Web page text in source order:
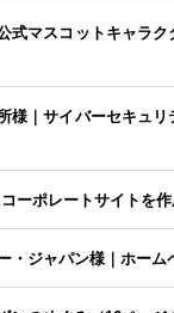
式マスコットキャラク
様｜サイバーセキュリ
ーポレートサイトを
・ジャパン様｜ホーム